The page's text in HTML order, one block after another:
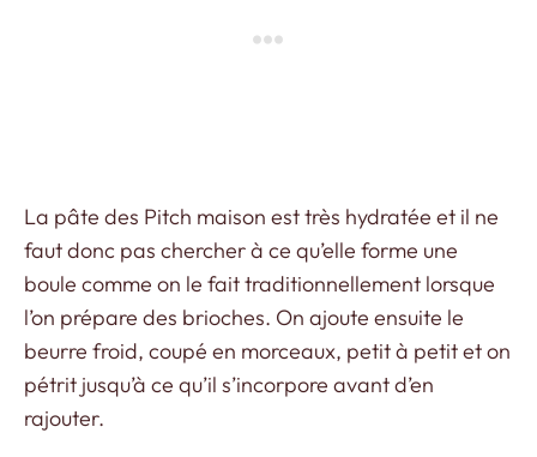
La pâte des Pitch maison est très hydratée et il ne
faut donc pas chercher à ce qu’elle forme une
boule comme on le fait traditionnellement lorsque
l’on prépare des brioches. On ajoute ensuite le
beurre froid, coupé en morceaux, petit à petit et on
pétrit jusqu’à ce qu’il s’incorpore avant d’en
rajouter.